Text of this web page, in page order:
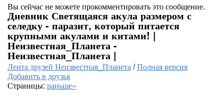
Вы сейчас не можете прокомментировать это сообщение.
Дневник Светящаяся акула размером с
селедку - паразит, который питается
крупными акулами и китами! |
Неизвестная_Планета -
Неизвестная_Планета |
Лента друзей Неизвестная_Планета/Полная версия
Добавить в друзья
Страницы: раньше»